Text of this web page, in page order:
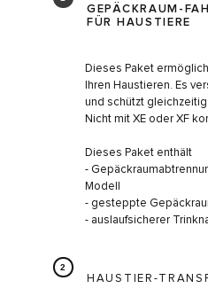
GEPÄCKRAUM-
FÜR HAUSTIERE
Dieses Paket
Ihren Haustieren. Es
und schützt
Nicht mit XE oder XF
Dieses Paket enthält
-
Modell
- gesteppte
- auslaufsicherer
HAUSTIER-